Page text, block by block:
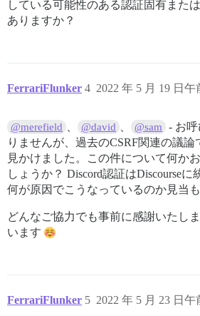
している可能性のある認証固有また
ありますか？
FerrariFlunker 2022 年 5 月 19 日午
4
@merefield @david @sam
- お
りませんが、過去のCSRF関連の議論
見かけました。この件について何か
しょうか？ Discord認証はDiscourseに
何が原因でこうなっているのか見当も
どんなご協力でも事前に感謝いたし
います
FerrariFlunker 2022 年 5 月 23 日午
5